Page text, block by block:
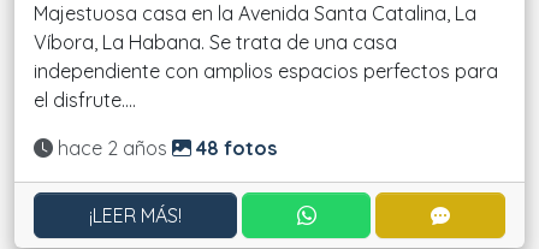
Majestuosa casa en la Avenida Santa Catalina, La
Víbora, La Habana. Se trata de una casa
independiente con amplios espacios perfectos para
el disfrute....
Actualizado:
hace 2 años 48 fotos
¡LEER MÁS! CONTACTAR POR